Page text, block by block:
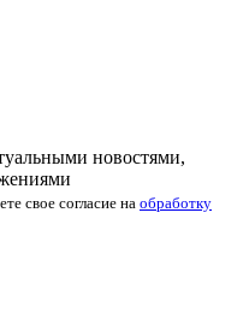
новостями,
свое согласие на обработку